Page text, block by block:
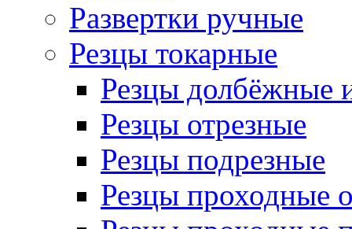
Развертки ручные
Резцы токарные
Резцы долбёжные
Резцы отрезные
Резцы подрезные
Резцы проходные